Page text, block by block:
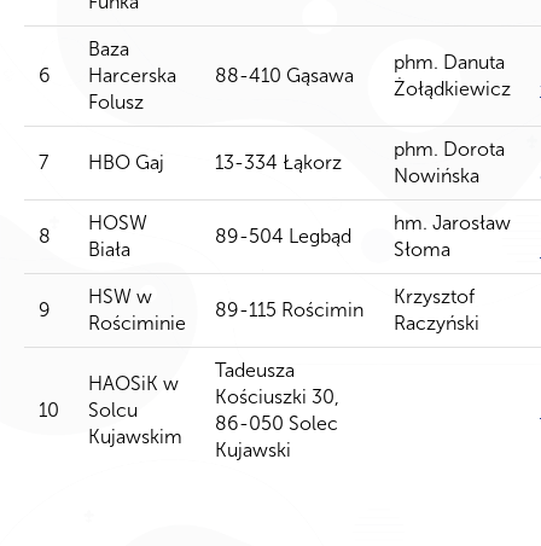
6
Baza
Harcerska
Folusz
88-410 Gąsawa
phm. Danuta
Żołądkiewicz
7 HBO Gaj 13-334 Łąkorz
phm. Dorota
Nowińska
8
HOSW
Biała
89-504 Legbąd
hm. Jarosław
Słoma
9
HSW w
Rościminie
89-115 Rościmin
Krzysztof
Raczyński
10
HAOSiK w
Solcu
Kujawskim
Tadeusza
Kościuszki 30,
86-050 Solec
Kujawski